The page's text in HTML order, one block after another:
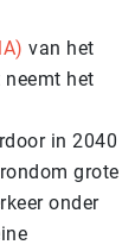
van het
het
in 2040
grote
onder